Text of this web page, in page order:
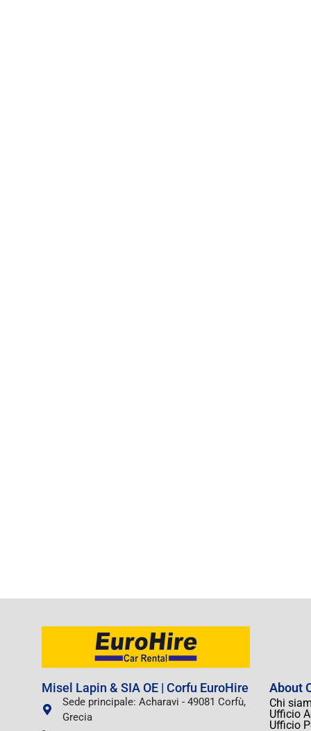
Misel Lapin & SIA OE | Corfu EuroHire
Sede principale: Acharavi - 49081 Corfù,
Grecia
About
Chi
Ufficio
Ufficio